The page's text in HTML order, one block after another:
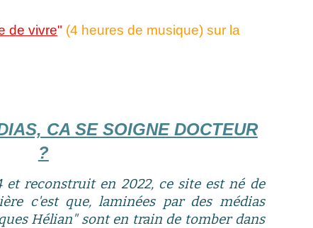
de vivre" (4 heures de musique) sur la
CA SE SOIGNE DOCTEUR
?
reconstruit en 2022, ce site est né de
c'est que, laminées par des médias
Hélian" sont en train de tomber dans